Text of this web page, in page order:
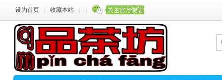
设为首页 收藏本站